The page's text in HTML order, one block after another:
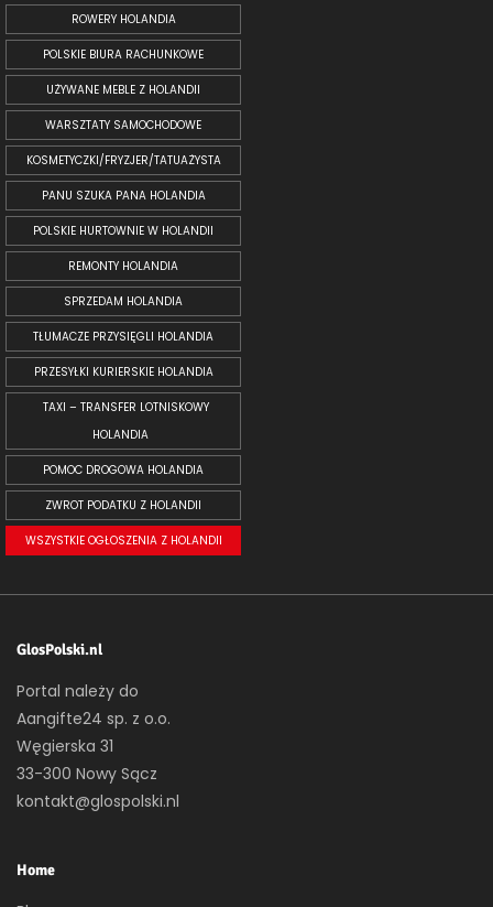
ROWERY HOLANDIA
POLSKIE BIURA RACHUNKOWE
UŻYWANE MEBLE Z HOLANDII
WARSZTATY SAMOCHODOWE
KOSMETYCZKI/FRYZJER/TATUAŻYSTA
PANU SZUKA PANA HOLANDIA
POLSKIE HURTOWNIE W HOLANDII
REMONTY HOLANDIA
SPRZEDAM HOLANDIA
TŁUMACZE PRZYSIĘGLI HOLANDIA
PRZESYŁKI KURIERSKIE HOLANDIA
TAXI – TRANSFER LOTNISKOWY
HOLANDIA
POMOC DROGOWA HOLANDIA
ZWROT PODATKU Z HOLANDII
WSZYSTKIE OGŁOSZENIA Z HOLANDII
GlosPolski.nl
Portal należy do
Aangifte24 sp. z o.o.
Węgierska 31
33-300 Nowy Sącz
kontakt@glospolski.nl
Home